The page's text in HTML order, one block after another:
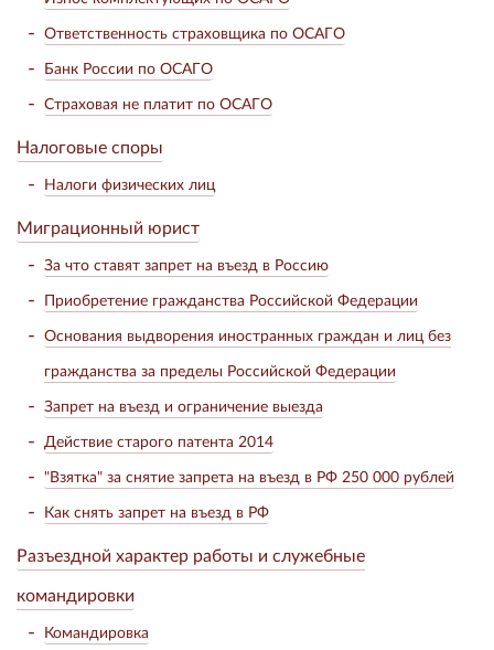
Ответственность страховщика по ОСАГО
Банк России по ОСАГО
Страховая не платит по ОСАГО
Налоговые споры
Налоги физических лиц
Миграционный юрист
За что ставят запрет на въезд в Россию
Приобретение гражданства Российской Федерации
Основания выдворения иностранных граждан и лиц без
гражданства за пределы Российской Федерации
Запрет на въезд и ограничение выезда
Действие старого патента 2014
"Взятка" за снятие запрета на въезд в РФ 250 000 рублей
Как снять запрет на въезд в РФ
Разъездной характер работы и служебные
командировки
Командировка